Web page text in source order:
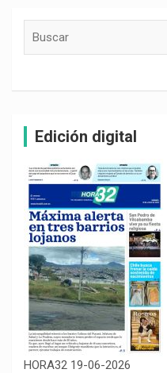
Edición digital
HORA32 19-06-2026